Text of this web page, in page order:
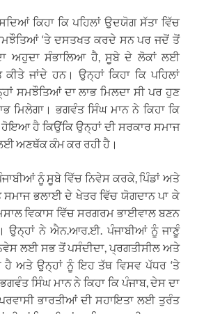
ਕਿਹਾ ਕਿ ਪਹਿਲਾਂ ਉਦਯੋਗ ਸੱਤਾ ਵਿੱਚ
ਸਮਝੌਤਿਆਂ ‘ਤੇ ਦਸਤਖਤ ਕਰਦੇ ਸਨ ਪਰ ਜਦੋਂ ਤੋਂ
ਅਹੁਦਾ ਸੰਭਾਲਿਆ ਹੈ, ਸੂਬੇ ਦੇ ਲੋਕਾਂ ਲਈ
ਜਾਂਦੇ ਹਨ। ਉਨ੍ਹਾਂ ਕਿਹਾ ਕਿ ਪਹਿਲਾਂ
ਸਮਝੌਤਿਆਂ ਦਾ ਲਾਭ ਮਿਲਦਾ ਸੀ ਪਰ ਹੁਣ
ਮਿਲੇਗਾ। ਭਗਵੰਤ ਸਿੰਘ ਮਾਨ ਨੇ ਕਿਹਾ ਕਿ
ਹੈ ਕਿਉਂਕਿ ਉਨ੍ਹਾਂ ਦੀ ਸਰਕਾਰ ਸਮਾਜ
ਅਣਥੱਕ ਕੰਮ ਕਰ ਰਹੀ ਹੈ।
ਨੂੰ ਸੂਬੇ ਵਿੱਚ ਨਿਵੇਸ ਕਰਕੇ, ਪਿੰਡਾਂ ਅਤੇ
ਭਲਾਈ ਦੇ ਖੇਤਰ ਵਿੱਚ ਯੋਗਦਾਨ ਪਾ ਕੇ
ਵਿਕਾਸ ਵਿੱਚ ਸਰਗਰਮ ਭਾਈਵਾਲ ਬਣਨ
ਉਨ੍ਹਾਂ ਨੇ ਐਨ.ਆਰ.ਈ. ਪੰਜਾਬੀਆਂ ਨੂੰ ਜਾਣੂੰ
ਲਈ ਸਭ ਤੋਂ ਪਸੰਦੀਦਾ, ਪ੍ਰਗਤੀਸੀਲ ਅਤੇ
ਹੈ ਅਤੇ ਉਨ੍ਹਾਂ ਨੂੰ ਇਹ ਤੱਥ ਵਿਸਵ ਪੱਧਰ ‘ਤੇ
ਸਿੰਘ ਮਾਨ ਨੇ ਕਿਹਾ ਕਿ ਪੰਜਾਬ, ਦੇਸ ਦਾ
ਭਾਰਤੀਆਂ ਦੀ ਸਹਾਇਤਾ ਲਈ ਤੁਰੰਤ